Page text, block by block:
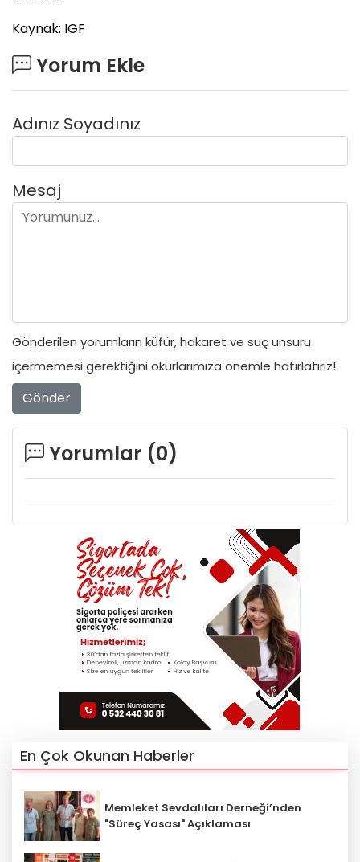
Kaynak: IGF
Yorum Ekle
Adınız Soyadınız
Mesaj
Gönderilen yorumların küfür, hakaret ve suç unsuru
içermemesi gerektiğini okurlarımıza önemle hatırlatırız!
Gönder
Yorumlar (0)
En Çok Okunan Haberler
Memleket Sevdalıları Derneği’nden
"Süreç Yasası" Açıklaması